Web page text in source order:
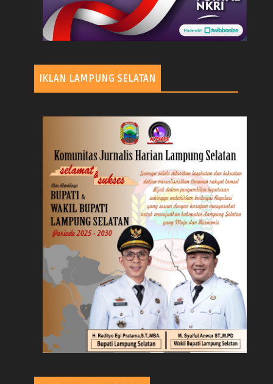
IKLAN LAMPUNG SELATAN